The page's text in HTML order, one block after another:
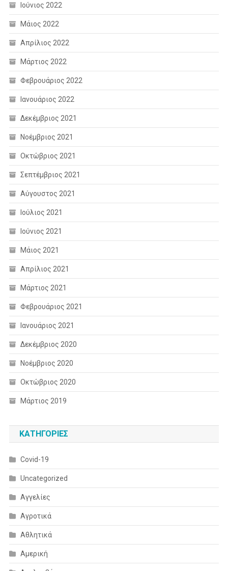
Ιούνιος 2022
Μάιος 2022
Απρίλιος 2022
Μάρτιος 2022
Φεβρουάριος 2022
Ιανουάριος 2022
Δεκέμβριος 2021
Νοέμβριος 2021
Οκτώβριος 2021
Σεπτέμβριος 2021
Αύγουστος 2021
Ιούλιος 2021
Ιούνιος 2021
Μάιος 2021
Απρίλιος 2021
Μάρτιος 2021
Φεβρουάριος 2021
Ιανουάριος 2021
Δεκέμβριος 2020
Νοέμβριος 2020
Οκτώβριος 2020
Μάρτιος 2019
KΑΤΗΓΟΡΊΕΣ
Covid-19
Uncategorized
Αγγελίες
Αγροτικά
Αθλητικά
Αμερική